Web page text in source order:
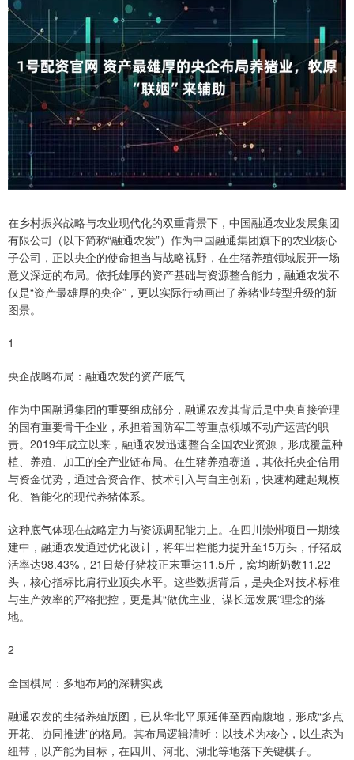
在乡村振兴战略与农业现代化的双重背景下，中国融通农业发展集团
有限公司（以下简称“融通农发”）作为中国融通集团旗下的农业核心
子公司，正以央企的使命担当与战略视野，在生猪养殖领域展开一场
意义深远的布局。依托雄厚的资产基础与资源整合能力，融通农发不
仅是“资产最雄厚的央企”，更以实际行动画出了养猪业转型升级的新
图景。
1
央企战略布局：融通农发的资产底气
作为中国融通集团的重要组成部分，融通农发其背后是中央直接管理
的国有重要骨干企业，承担着国防军工等重点领域不动产运营的职
责。2019年成立以来，融通农发迅速整合全国农业资源，形成覆盖种
植、养殖、加工的全产业链布局。在生猪养殖赛道，其依托央企信用
与资金优势，通过合资合作、技术引入与自主创新，快速构建起规模
化、智能化的现代养猪体系。
这种底气体现在战略定力与资源调配能力上。在四川崇州项目一期续
建中，融通农发通过优化设计，将年出栏能力提升至15万头，仔猪成
活率达98.43%，21日龄仔猪校正末重达11.5斤，窝均断奶数11.22
头，核心指标比肩行业顶尖水平。这些数据背后，是央企对技术标准
与生产效率的严格把控，更是其“做优主业、谋长远发展”理念的落
地。
2
全国棋局：多地布局的深耕实践
融通农发的生猪养殖版图，已从华北平原延伸至西南腹地，形成“多点
开花、协同推进”的格局。其布局逻辑清晰：以技术为核心，以生态为
纽带，以产能为目标，在四川、河北、湖北等地落下关键棋子。